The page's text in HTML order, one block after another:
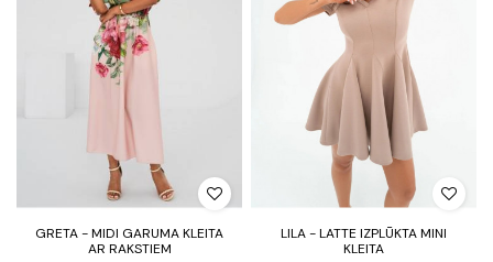
GRETA - MIDI GARUMA KLEITA
AR RAKSTIEM
LILA - LATTE IZPLŪKTA MINI
KLEITA